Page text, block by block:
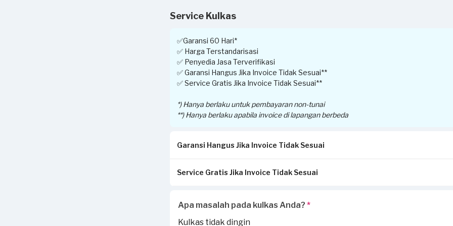
Service Kulkas
✅Garansi 60 Hari*
✅ Harga Terstandarisasi
✅ Penyedia Jasa Terverifikasi
✅ Garansi Hangus Jika Invoice Tidak Sesuai**
✅ Service Gratis Jika Invoice Tidak Sesuai**
*) Hanya berlaku untuk pembayaran non-tunai
**) Hanya berlaku apabila invoice di lapangan berbeda
Garansi Hangus Jika Invoice Tidak Sesuai
Pastikan kwitansi/invoice yang diterbitkan dari Sejasa sesuai dengan pengerjaan
Jika tidak sesuai, garansi akan hangus.
Jika ada pekerjaan tambahan ketika invoice sudah terbit, harus dilaporkan ke
Service Gratis Jika Invoice Tidak Sesuai
Apabila Anda menerima perbedaan invoice antara pengerjaan service di lapangan
transaksi yang dilaporkan oleh Penyedia Jasa, silakan laporkan perbedaan invoice di
Sejasa.
Apa masalah pada kulkas Anda? *
Kulkas tidak dingin